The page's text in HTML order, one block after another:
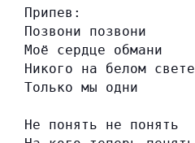
Припев:
Позвони позвони
Моё сердце обмани
Никого на белом свете
Только мы одни
Не понять не понять